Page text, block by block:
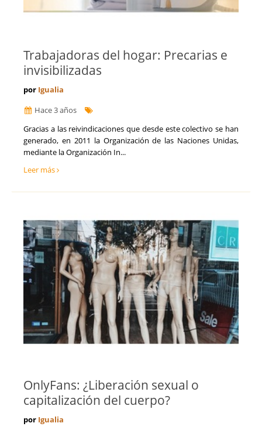
Trabajadoras del hogar: Precarias e
invisibilizadas
por Igualia
Hace 3 años
Gracias a las reivindicaciones que desde este colectivo se han
generado, en 2011 la Organización de las Naciones Unidas,
mediante la Organización In...
Leer más
OnlyFans: ¿Liberación sexual o
capitalización del cuerpo?
por Igualia